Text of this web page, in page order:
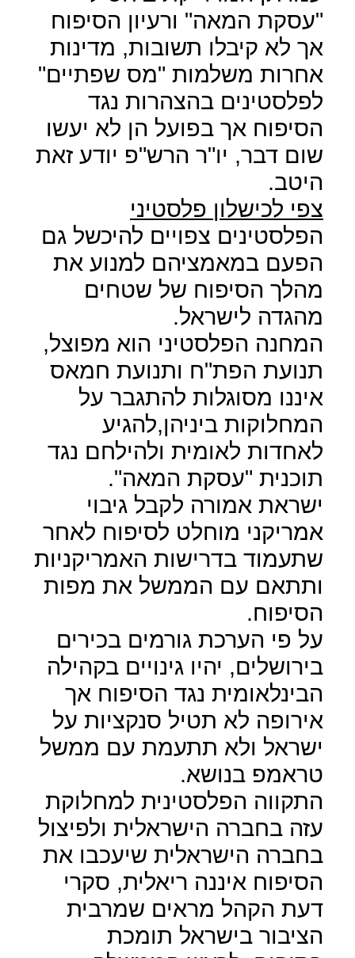
"עסקת המאה" ורעיון הסיפוח
אך לא קיבלו תשובות, מדינות
אחרות משלמות "מס שפתיים"
לפלסטינים בהצהרות נגד
הסיפוח אך בפועל הן לא יעשו
שום דבר, יו"ר הרש"פ יודע זאת
היטב.
צפי לכישלון פלסטיני
הפלסטינים צפויים להיכשל גם
הפעם במאמציהם למנוע את
מהלך הסיפוח של שטחים
מהגדה לישראל.
המחנה הפלסטיני הוא מפוצל,
תנועת הפת"ח ותנועת חמאס
איננו מסוגלות להתגבר על
המחלוקות ביניהן,להגיע
לאחדות לאומית ולהילחם נגד
תוכנית "עסקת המאה".
ישראת אמורה לקבל גיבוי
אמריקני מוחלט לסיפוח לאחר
שתעמוד בדרישות האמריקניות
ותתאם עם הממשל את מפות
הסיפוח.
על פי הערכת גורמים בכירים
בירושלים, יהיו גינויים בקהילה
הבינלאומית נגד הסיפוח אך
אירופה לא תטיל סנקציות על
ישראל ולא תתעמת עם ממשל
טראמפ בנושא.
התקווה הפלסטינית למחלוקת
עזה בחברה הישראלית ולפיצול
בחברה הישראלית שיעכבו את
הסיפוח איננה ריאלית, סקרי
דעת הקהל מראים שמרבית
הציבור בישראל תומכת